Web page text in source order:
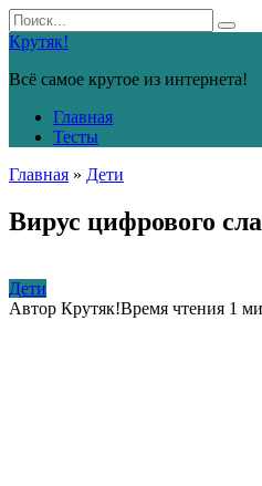
Перейти
к
контенту
Search
for:
Крутяк!
Всё самое крутое из интернета!
Главная
Тесты
Главная » Дети
Вирус цифрового
Дети
Автор Крутяк!Время чтения 1